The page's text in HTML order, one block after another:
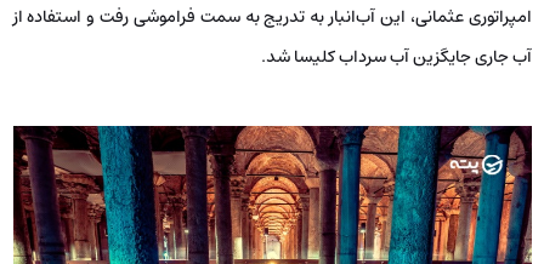
امپراتوری عثمانی، این آب‌انبار به تدریج به سمت فراموشی رفت و استفاده از
آب جاری جایگزین آب سرداب کلیسا شد.